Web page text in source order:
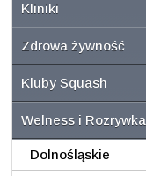
Kliniki
Zdrowa żywność
Kluby Squash
Welness i Rozrywka
Dolnośląskie